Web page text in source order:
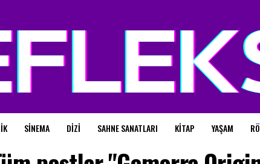
SINEMA DIZI SAHNE SANATLARI KITAP YAŞAM